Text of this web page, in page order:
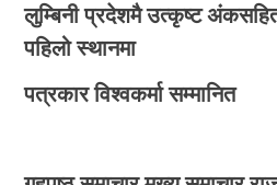
लुम्बिनी प्रदेशमै उत्कृष्ट
पहिलो स्थानमा
पत्रकार विश्वकर्मा सम्मानित